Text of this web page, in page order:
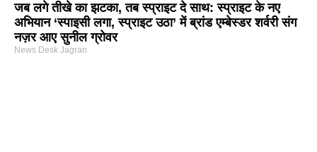
जब लगे तीखे का झटका, तब स्प्राइट दे साथ: स्प्राइट के नए
अभियान ‘स्पाइसी लगा, स्प्राइट उठा’ में ब्रांड एम्बेस्डर शर्वरी संग
नज़र आए सुनील ग्रोवर
News Desk Jagran